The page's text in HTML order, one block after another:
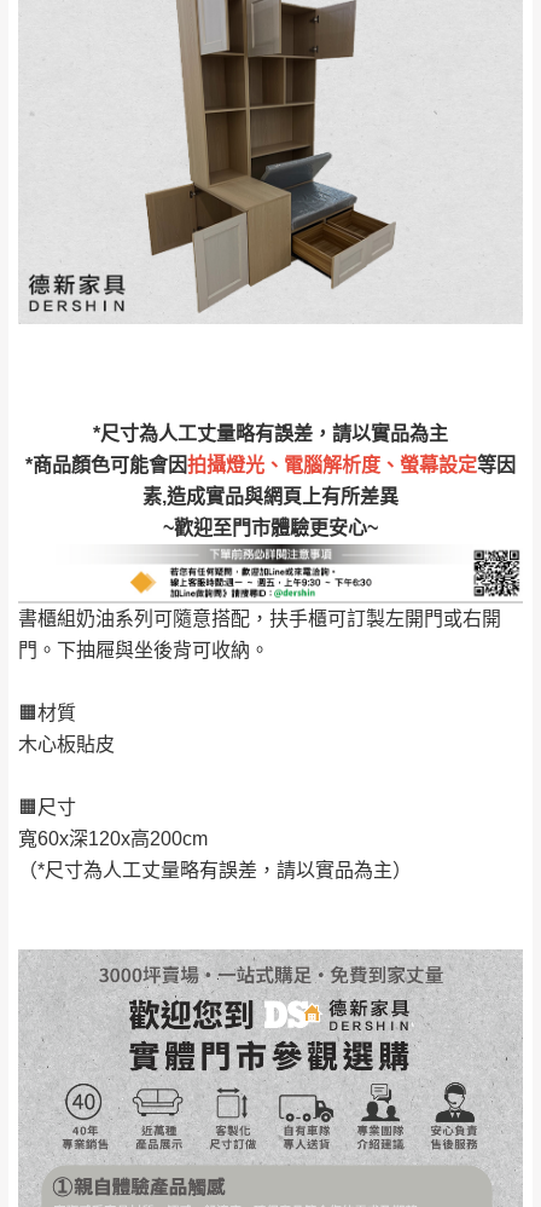
*尺寸為人工丈量略有誤差，請以實品為主
*商品顏色可能會因拍攝燈光、電腦解析度、螢幕設定等因
素,造成實品與網頁上有所差異
~歡迎至門市體驗更安心~
書櫃組奶油系列可隨意搭配，扶手櫃可訂製左開門或右開
門。下抽屜與坐後背可收納。
🟧材質
木心板貼皮
🟧尺寸
寬60x深120x高200cm
（*尺寸為人工丈量略有誤差，請以實品為主）
$ 9,000以下：
NT$500元
＊A108產品另收運費
配送天數：5~14天
到貨時間：指定送貨日當天以電話聯絡確認
｜周（一）配送部門固定公休無送貨｜
台北市、新北市地區固定每周(三)、(日)兩天收送貨
雄、屏東、宜蘭、 花蓮、台東、金門、馬祖、澎湖地區
（可於LINE線上詢問 → @dershin）
。
其它注意事項
本司貨車運送如因路況不佳、天候惡劣、過於偏遠之
山區內等，或收貨地點搬運過於困難等因素，導致無
保護物流人員的工作安全，賣家無提供吊掛服務，若
需以吊車或其他的吊掛方式吊運，費用將由買方自行
支付。
因大型傢俱有組裝、配送的問題，並非一般快速到貨
商品，無法指定特定時間送達，司機當天到貨前皆會
再與您通知，讓您不用整天在家等貨，以免浪費你的
寶貴時間。
如遇自然災害、政府宣布之災害警報等不可抗力情
若您選擇三聯式或索取兩聯式發票，發票將於商品
完成出貨15個工作天另行寄出，另外約加上2~7個
工作天內送達，如遇國定假日將順延寄送。
退換貨說明：
若收到不良品，請於到貨日起七日內通知本
公司客服人員，我們將為您更換新品，運費
皆由本站負責，所有退回及換貨之商品必須
性)，若未依照上述方式處理，恕無法接受退
貨。
由於透過電腦螢幕選購商品，可能會因個人
電腦螢幕的設定色差或解析度等因素， 與實
際商品的顏色、質感稍有不同，如因此而需
退換貨，需自付來回運費及人資成本，請您
訂購前詳加確認。(包含商品尺寸是否合適)。
訂購前請確認商品尺寸，大型物件因為人工
詳細尺寸以實品為主。
須保持商品全新狀態與完整包裝。鑑賞期間
若發生非本司因素致使之汙損破壞，恕無法
收送貨，敬請見諒！
本公司部份商品無維修服務，超過7日鑑賞
期，商品使用年限，因客人使用習慣、居家
環境不同。若屬人為因素導致商品損壞、零
件短缺，則維修、搬運費用，需由消費者自
行吸收(另事先與消費者報價，消費者同意將
會進行維修)。
到貨7日內為鑑賞期(注意:鑑賞期非試用期)，